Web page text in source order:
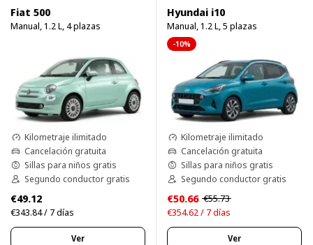
Fiat 500
Manual, 1.2 L, 4 plazas
Kilometraje ilimitado
Cancelación gratuita
Sillas para niños gratis
Segundo conductor gratis
€49.12
€343.84 / 7 días
Ver
Hyundai i10
Manual, 1.2 L, 5 plazas
-10%
Kilometraje ilimitado
Cancelación gratuita
Sillas para niños gratis
Segundo conductor gratis
€50.66 €55.73
€354.62 / 7 días
Ver